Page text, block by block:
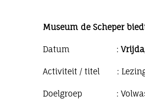
Museum de Scheper
Datum :
Activiteit / titel : Lezing
Doelgroep :